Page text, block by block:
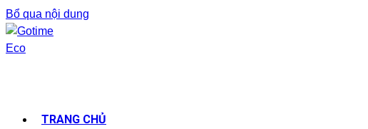
Bổ qua nội dung
TRANG CHỦ